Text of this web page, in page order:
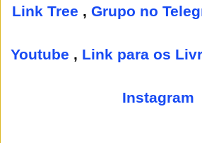
Link Tree , Grupo no
Youtube , Link para os
Instagram